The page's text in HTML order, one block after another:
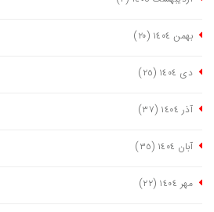
بهمن ١٤٠٤ (٢٠)
دی ١٤٠٤ (٢٥)
آذر ١٤٠٤ (٣٧)
آبان ١٤٠٤ (٣٥)
مهر ١٤٠٤ (٢٢)